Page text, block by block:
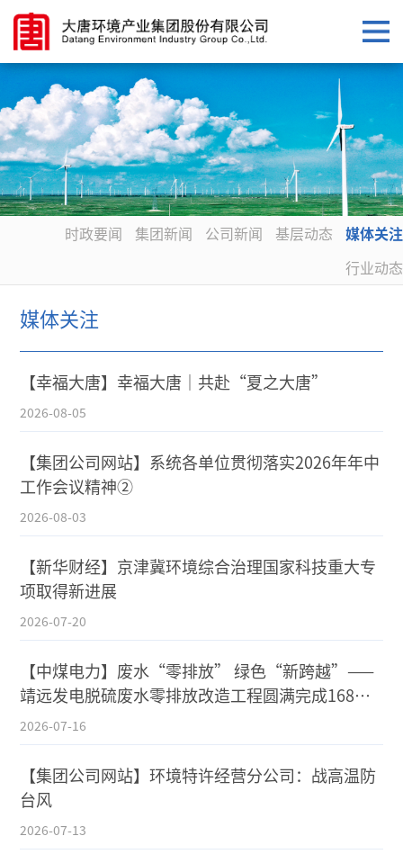
时政要闻 集团新闻 公司新闻 基层动态
媒体关注
行业动态
媒体关注
【幸福大唐】幸福大唐｜共赴“夏之大唐”
2026-08-05
【集团公司网站】系统各单位贯彻落实2026年年中
工作会议精神②
2026-08-03
【新华财经】京津冀环境综合治理国家科技重大专
项取得新进展
2026-07-20
【中煤电力】废水“零排放” 绿色“新跨越”——
靖远发电脱硫废水零排放改造工程圆满完成168试
运行
2026-07-16
【集团公司网站】环境特许经营分公司：战高温防
台风
2026-07-13